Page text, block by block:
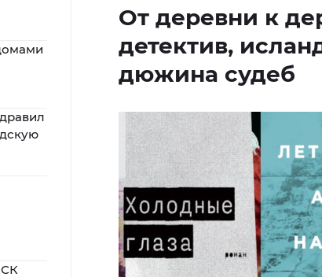
От деревни к
детектив,
дюжина судеб